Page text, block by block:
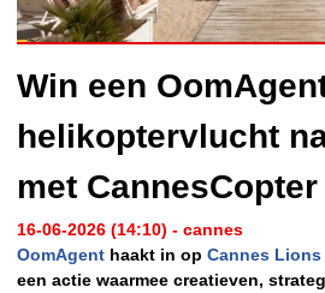
Win een
helikoptervlucht
met CannesCopter
16-06-2026 (14:10) - cannes
OomAgent haakt in op Cannes Lions
een actie waarmee creatieven,